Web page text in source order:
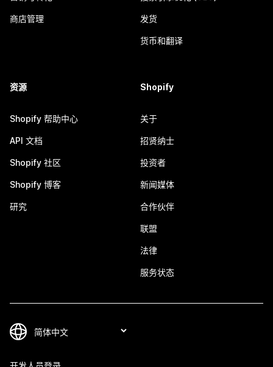
商店管理 发货
货币和翻译
资源
Shopify 帮助中心
API 文档
Shopify 社区
Shopify 博客
研究
Shopify
关于
招贤纳士
投资者
新闻媒体
合作伙伴
联盟
法律
服务状态